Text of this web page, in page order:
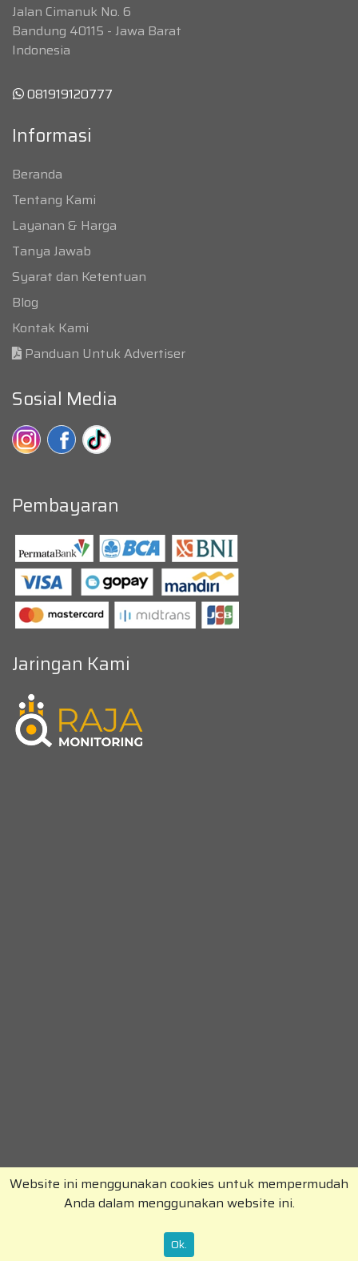
Jalan Cimanuk No. 6
Bandung 40115 - Jawa Barat
Indonesia
081919120777
Informasi
Beranda
Tentang Kami
Layanan & Harga
Tanya Jawab
Syarat dan Ketentuan
Blog
Kontak Kami
Panduan Untuk Advertiser
Sosial Media
Pembayaran
Jaringan Kami
Copyright © RajaKomen.com 2026 All Rights
Reserved.
Website ini menggunakan cookies untuk mempermudah
Anda dalam menggunakan website ini.
Ok.